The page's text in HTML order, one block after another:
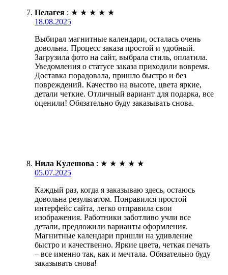
Пелагея : ★ ★ ★ ★ ★
18.08.2025
Выбирал магнитные календари, осталась очень
довольна. Процесс заказа простой и удобный.
Загрузила фото на сайт, выбрала стиль, оплатила.
Уведомления о статусе заказа приходили вовремя.
Доставка порадовала, пришло быстро и без
повреждений. Качество на высоте, цвета яркие,
детали четкие. Отличный вариант для подарка, все
оценили! Обязательно буду заказывать снова.
Нила Кулешова : ★ ★ ★ ★ ★
05.07.2025
Каждый раз, когда я заказываю здесь, остаюсь
довольна результатом. Понравился простой
интерфейс сайта, легко отправила свои
изображения. Работники заботливо учли все
детали, предложили варианты оформления.
Магнитные календари пришли на удивление
быстро и качественно. Яркие цвета, четкая печать
– все именно так, как и мечтала. Обязательно буду
заказывать снова!